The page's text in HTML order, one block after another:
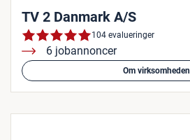
TV 2 Danmark A/S
104 evalueringer
6 jobannoncer
Om virksomheden